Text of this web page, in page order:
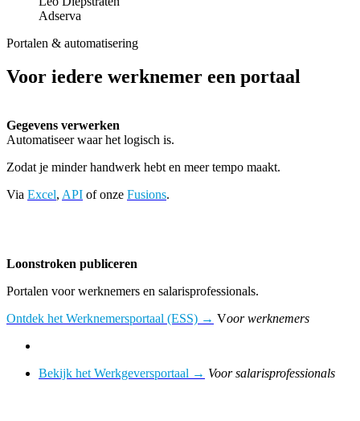
Adserva
Portalen & automatisering
Voor iedere werknemer een portaal
Gegevens verwerken
Automatiseer waar het logisch is.
Zodat je minder handwerk hebt en meer tempo maakt.
Via Excel, API of onze Fusions.
Loonstroken publiceren
Portalen voor werknemers en salarisprofessionals.
Ontdek het Werknemersportaal (ESS) → Voor werknemers
Bekijk het Werkgeversportaal → Voor salarisprofessionals